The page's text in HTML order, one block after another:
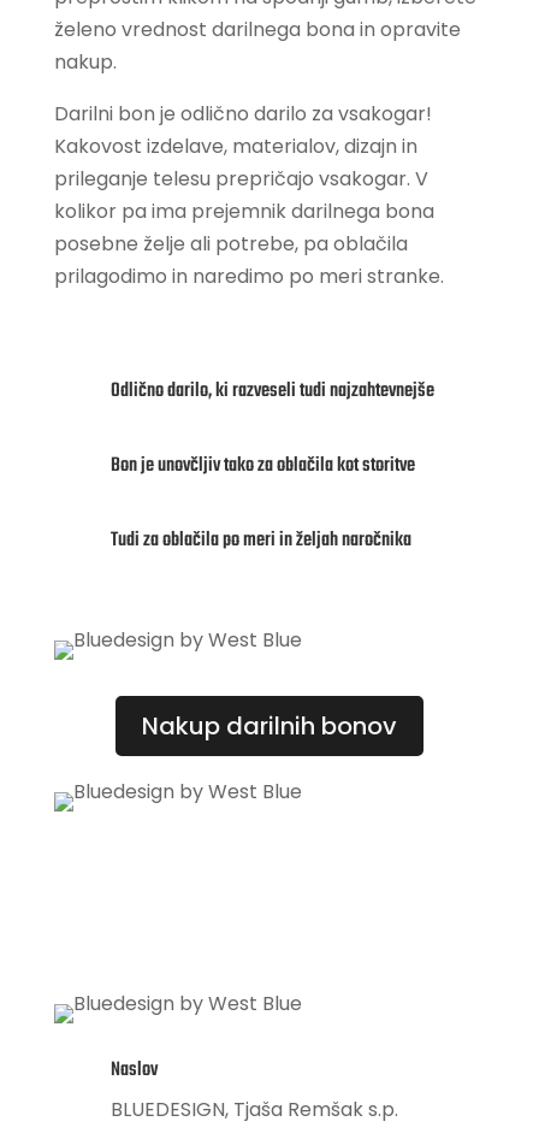
želeno vrednost darilnega bona in opravite
nakup.
Darilni bon je odlično darilo za vsakogar!
Kakovost izdelave, materialov, dizajn in
prileganje telesu prepričajo vsakogar. V
kolikor pa ima prejemnik darilnega bona
posebne želje ali potrebe, pa oblačila
prilagodimo in naredimo po meri stranke.
Odlično darilo, ki razveseli tudi najzahtevnejše
Bon je unovčljiv tako za oblačila kot storitve
Tudi za oblačila po meri in željah naročnika
Nakup darilnih bonov
Naslov
BLUEDESIGN, Tjaša Remšak s.p.